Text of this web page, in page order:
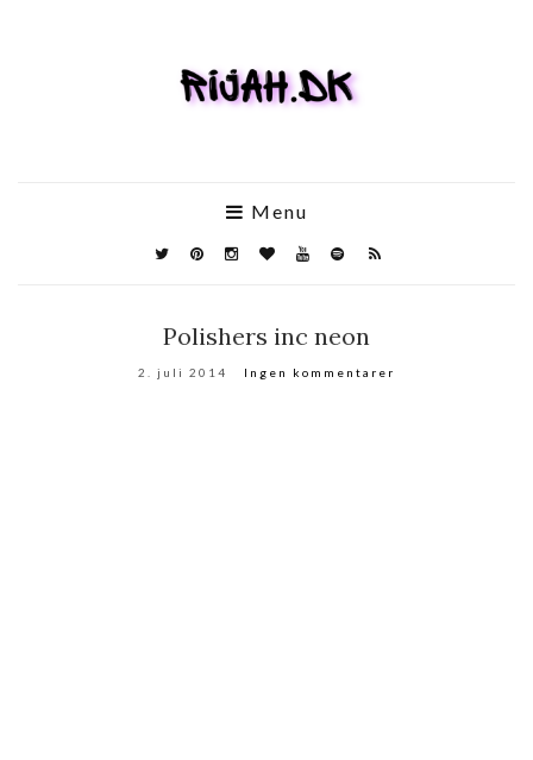
Menu
Polishers inc neon
2. juli 2014 Ingen kommentarer